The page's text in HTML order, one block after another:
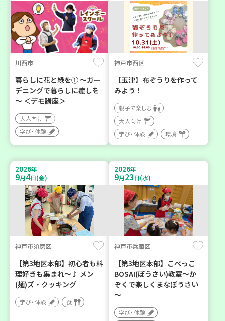
川西市
暮らしに花と緑を① ～ガー
デニングで暮らしに癒しを
～ ＜デモ講座＞
大人向け
学び・体験
神戸市西区
【玉津】布ぞうりを作って
みよう！
親子で楽しむ
大人向け
学び・体験
環境
2026年
9月4日(金)
神戸市須磨区
【第3地区本部】初心者も料
理好きも集まれ～♪ メン
(麺)ズ・クッキング
学び・体験 食
2026年
9月23日(水)
神戸市兵庫区
【第3地区本部】こべっこ
BOSAI(ぼうさい)教室～か
ぞくで楽しくまなぼうさい
～
学び・体験